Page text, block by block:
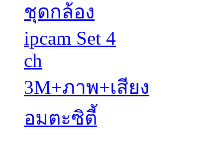
ชุดกล้อง
ipcam Set 4
ch
3M+ภาพ+เสียง
อมตะซิตี้